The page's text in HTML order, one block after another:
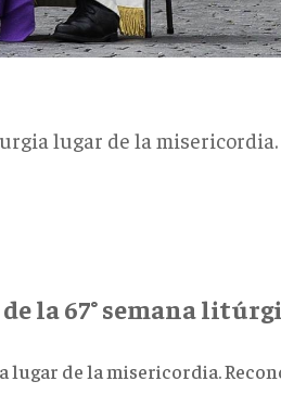
lugar de la
la 67° semana
lugar de la misericordia.